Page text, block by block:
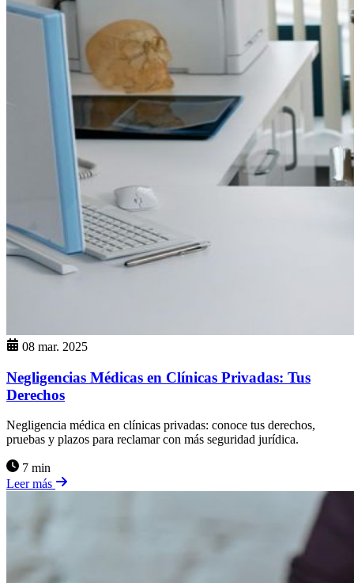
08 mar. 2025
Negligencias Médicas en Clínicas Privadas: Tus
Derechos
Negligencia médica en clínicas privadas: conoce tus derechos,
pruebas y plazos para reclamar con más seguridad jurídica.
7 min
Leer más